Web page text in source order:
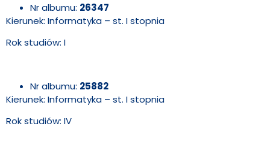
Nr albumu: 26347
Kierunek: Informatyka – st. I stopnia
Rok studiów: I
Nr albumu: 25882
Kierunek: Informatyka – st. I stopnia
Rok studiów: IV